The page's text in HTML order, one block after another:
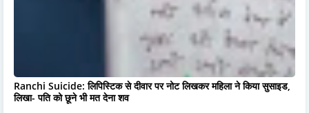
Ranchi Suicide: लिपिस्टिक से दीवार पर नोट लिखकर महिला ने किया सुसाइड,
लिखा- पति को छूने भी मत देना शव